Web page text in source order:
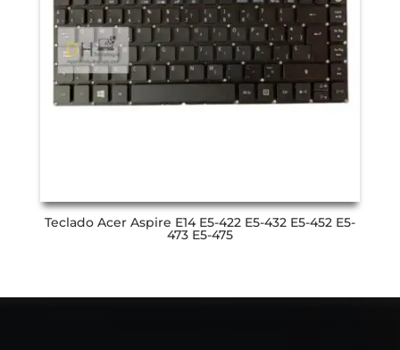
Teclado Acer Aspire E14 E5-422 E5-432 E5-452 E5-
473 E5-475